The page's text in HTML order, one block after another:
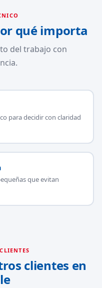
qué importa
del trabajo con
para decidir con claridad
que evitan
clientes en